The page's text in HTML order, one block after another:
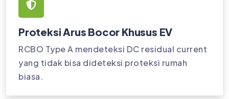
Proteksi Arus Bocor Khusus EV
RCBO Type A mendeteksi DC residual current
yang tidak bisa dideteksi proteksi rumah
biasa.